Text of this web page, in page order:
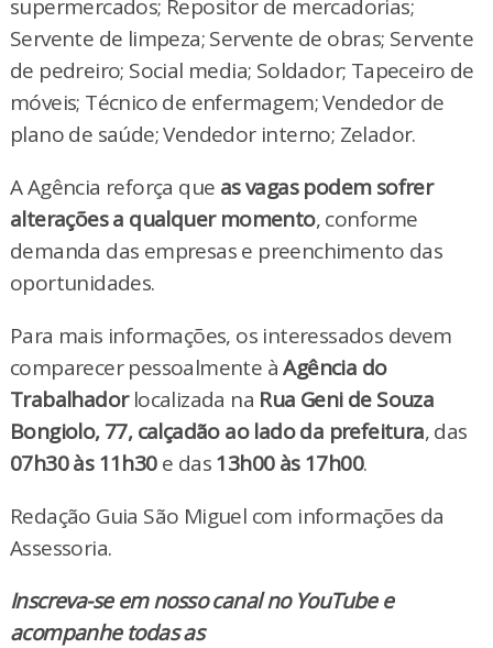
supermercados; Repositor de mercadorias;
Servente de limpeza; Servente de obras; Servente
de pedreiro; Social media; Soldador; Tapeceiro de
móveis; Técnico de enfermagem; Vendedor de
plano de saúde; Vendedor interno; Zelador.
A Agência reforça que as vagas podem sofrer
alterações a qualquer momento, conforme
demanda das empresas e preenchimento das
oportunidades.
Para mais informações, os interessados devem
comparecer pessoalmente àAgência do
Trabalhadorlocalizada na Rua Geni de Souza
Bongiolo, 77, calçadão ao lado da prefeitura, das
07h30 às 11h30e das13h00 às 17h00.
Redação Guia São Miguel com informações da
Assessoria.
Inscreva-se em nosso canal no YouTube e
acompanhe todas as